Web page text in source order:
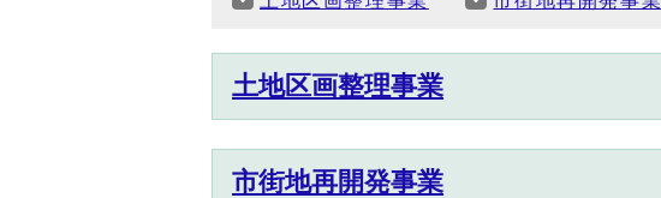
土地区画整理事業
市街地再開発事業